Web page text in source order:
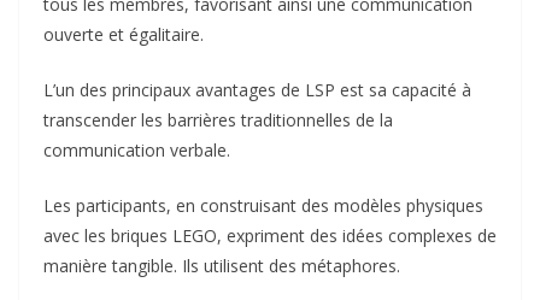
ouverte et égalitaire.
L’un des principaux avantages de LSP est sa capacité à
transcender les barrières traditionnelles de la
communication verbale.
Les participants, en construisant des modèles physiques
avec les briques LEGO, expriment des idées complexes de
manière tangible. Ils utilisent des métaphores.